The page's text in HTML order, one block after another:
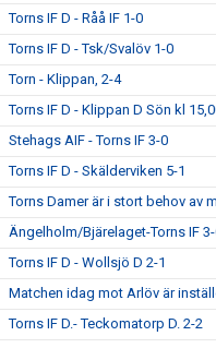
Torns IF D - Råå IF 1-0
Torns IF D - Tsk/Svalöv 1-0
Torn - Klippan, 2-4
Torns IF D - Klippan D Sön kl
Stehags AIF - Torns IF 3-0
Torns IF D - Skälderviken 5-1
Torns Damer är i stort behov av
Ängelholm/Bjärelaget-Torns IF
Torns IF D - Wollsjö D 2-1
Matchen idag mot Arlöv är
Torns IF D.- Teckomatorp D. 2-2